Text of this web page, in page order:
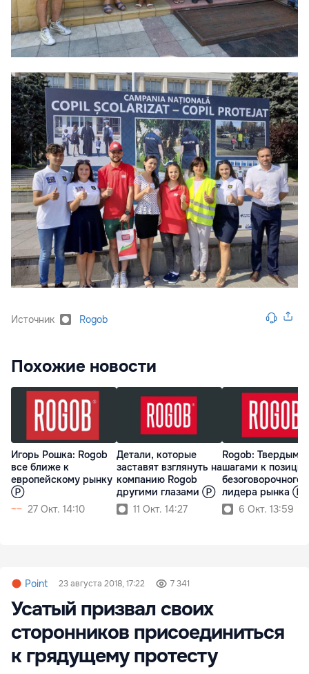
Источник Rogob
Похожие новости
Игорь Рошка: Rogob
все ближе к
европейскому рынку
Ⓟ
27 Окт. 14:10
Детали, которые
заставят взглянуть на
компанию Rogob
другими глазами Ⓟ
11 Окт. 14:27
Rogob: Твердыми
шагами к позиции
безоговорочного
лидера рынка Ⓟ
6 Окт. 13:59
Point 23 августа 2018, 17:22 7 341
Усатый призвал своих
сторонников присоединиться
к грядущему протесту